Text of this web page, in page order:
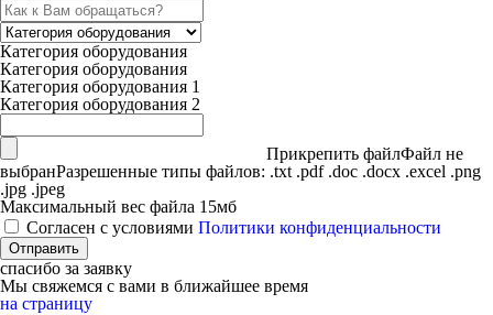
Категория оборудования
Категория оборудования
Категория оборудования 1
Категория оборудования 2
Прикрепить файлФайл не
выбранРазрешенные типы файлов: .txt .pdf .doc .docx .excel .png
.jpg .jpeg
Максимальный вес файла 15мб
Согласен с условиями Политики конфиденциальности
спасибо за заявку
Мы свяжемся с вами в ближайшее время
на страницу